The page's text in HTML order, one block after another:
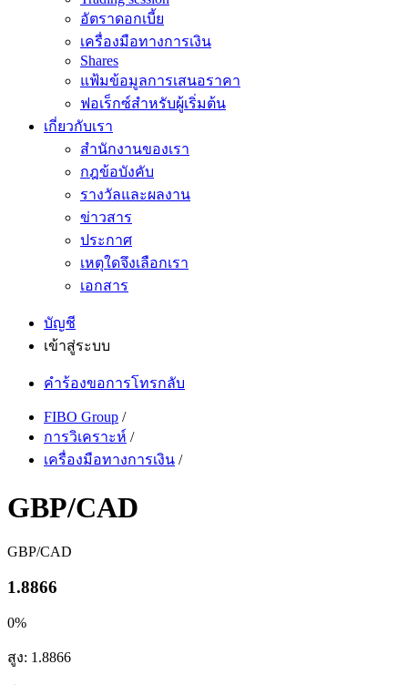
อัตราดอกเบี้ย
เครื่องมือทางการเงิน
Shares
แฟ้มข้อมูลการเสนอราคา
ฟอเร็กซ์สำหรับผู้เริ่มต้น
เกี่ยวกับเรา
สำนักงานของเรา
กฎข้อบังคับ
รางวัลและผลงาน
ข่าวสาร
ประกาศ
เหตุใดจึงเลือกเรา
เอกสาร
บัญชี
เข้าสู่ระบบ
คำร้องขอการโทรกลับ
FIBO Group /
การวิเคราะห์ /
เครื่องมือทางการเงิน /
GBP/CAD
GBP/CAD
1.8866
0%
สูง: 1.8866